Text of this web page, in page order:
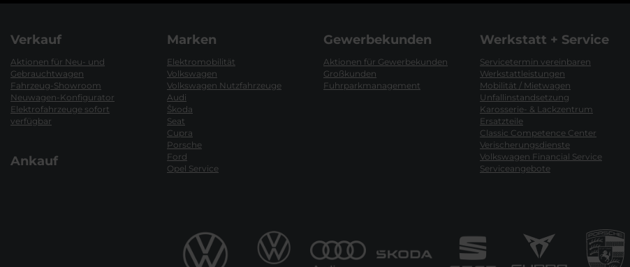
Verkauf
Aktionen für Neu- und
Gebrauchtwagen
Fahrzeug-Showroom
Neuwagen-Konfigurator
Elektrofahrzeuge sofort
verfügbar
Ankauf
Marken
Elektromobilität
Volkswagen
Volkswagen Nutzfahrzeuge
Audi
Škoda
Seat
Cupra
Porsche
Ford
Opel Service
Gewerbekunden
Aktionen für Gewerbekunden
Großkunden
Fuhrparkmanagement
Werkstatt + Service
Servicetermin vereinbaren
Werkstattleistungen
Mobilität / Mietwagen
Unfallinstandsetzung
Karosserie- & Lackzentrum
Ersatzteile
Classic Competence Center
Verischerungsdienste
Volkswagen Financial Service
Serviceangebote